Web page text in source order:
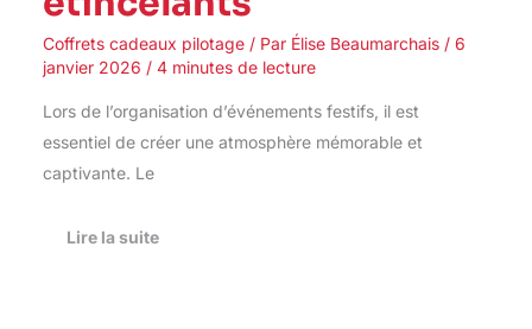
Coffrets cadeaux pilotage/ Par Élise Beaumarchais / 6
janvier 2026 / 4 minutes de lecture
Lors de l’organisation d’événements festifs, il est
essentiel de créer une atmosphère mémorable et
captivante. Le
Lire la suite